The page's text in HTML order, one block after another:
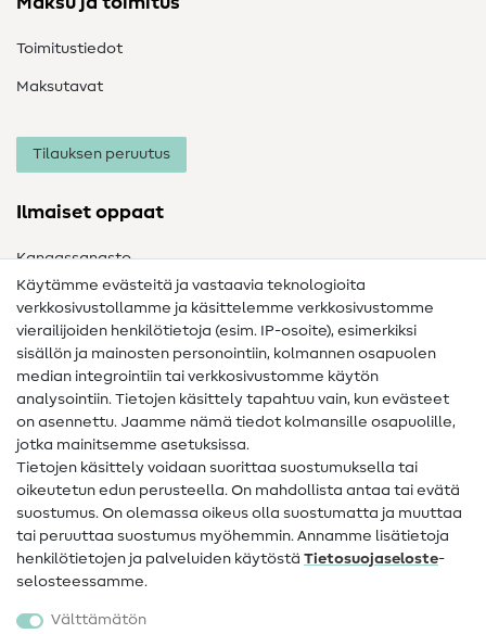
Toimitustiedot
Maksutavat
Tilauksen peruutus
Ilmaiset oppaat
Kangassanasto
Ompelusanasto
Ompeluohjeet
Apua ja yhteystiedot
Yhteystiedot
Tietoa omistajanvaihdoksesta
Peruutusoikeus
Suosittu
Kankaat
Käytämme evästeitä ja vastaavia teknologioita
verkkosivustollamme ja käsittelemme verkkosivustomme
vierailijoiden henkilötietoja (esim. IP-osoite), esimerkiksi
sisällön ja mainosten personointiin, kolmannen osapuolen
median integrointiin tai verkkosivustomme käytön
analysointiin. Tietojen käsittely tapahtuu vain, kun evästeet
on asennettu. Jaamme nämä tiedot kolmansille osapuolille,
jotka mainitsemme asetuksissa.
Tietojen käsittely voidaan suorittaa suostumuksella tai
oikeutetun edun perusteella. On mahdollista antaa tai evätä
suostumus. On olemassa oikeus olla suostumatta ja muuttaa
tai peruuttaa suostumus myöhemmin. Annamme lisätietoja
henkilötietojen ja palveluiden käytöstä Tietosuojaseloste-
selosteessamme.
Välttämätön